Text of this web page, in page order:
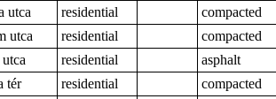
utca residential
compacted
utca residential
compacted
residential
asphalt
tér residential
compacted